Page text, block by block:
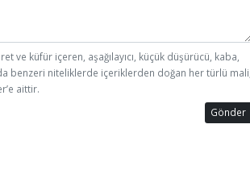
ve küfür içeren, aşağılayıcı, küçük düşürücü, kaba,
benzeri niteliklerde içeriklerden doğan her türlü mali,
aittir.
Gönder